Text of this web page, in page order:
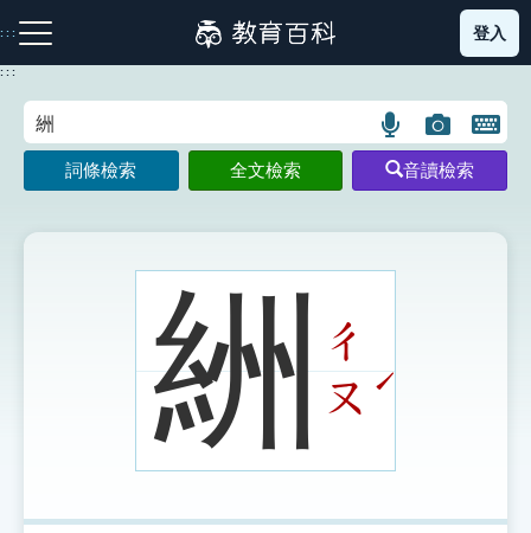
到
主
:::
注音索引圖示 筆畫索引圖示 部首索引表圖示
登入
:::
語
言
搜
示
圖
片
搜
開
鍵
圖
詞條檢索 全文檢索 音讀檢索
絒ㄔ
ㄡˊ